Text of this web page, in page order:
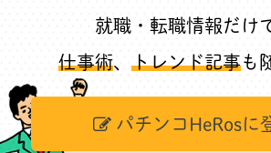
就職・転職情報だけ
仕事術、 トレンド記事も
パチンコHeRosに